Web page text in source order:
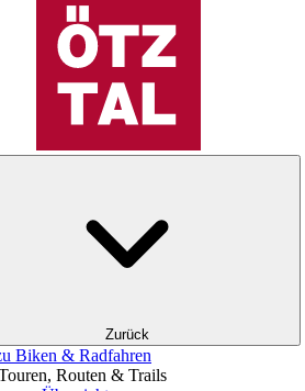
Zurück
Biken & Radfahren
Routen & Trails